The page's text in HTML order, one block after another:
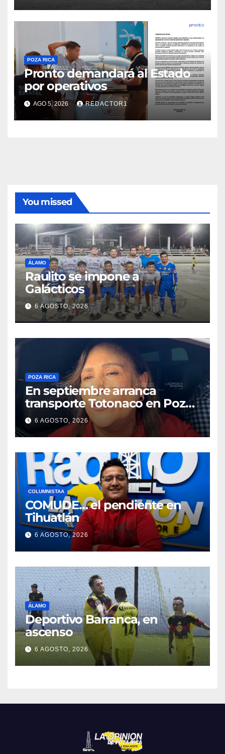
POZA RICA
Pronto demandará al Estado
por operativos
AGO 5, 2026 REDACTOR1
You missed
ÁLAMO
Raulito se impone a
Galácticos
6 AGOSTO, 2026
POZA RICA
En septiembre arranca
transporte Totonaco en Poza
Rica
6 AGOSTO, 2026
COLUMNISTAA
COMUDE… el pendiente en
Tihuatlán
6 AGOSTO, 2026
ÁLAMO
Deportivo Barranca, en
ascenso
6 AGOSTO, 2026